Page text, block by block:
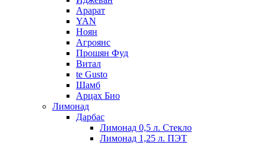
Арарат
YAN
Ноян
Агроянс
Прошян Фуд
Витал
te Gusto
Шамб
Арцах Био
Лимонад
Дарбас
Лимонад 0,5 л. Стекло
Лимонад 1,25 л. ПЭТ